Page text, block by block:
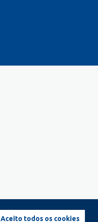
Aceito todos os cookies